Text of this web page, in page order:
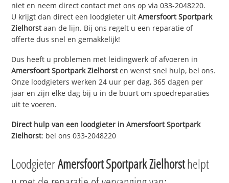
niet en neem direct contact met ons op via 033-2048220.
U krijgt dan direct een loodgieter uitAmersfoort Sportpark
Zielhorstaan de lijn. Bij ons regelt u een reparatie of
offerte dus snel en gemakkelijk!
Dus heeft u problemen met leidingwerk of afvoeren in
Amersfoort Sportpark Zielhorsten wenst snel hulp, bel ons.
Onze loodgieters werken 24 uur per dag, 365 dagen per
jaar en zijn elke dag bij u in de buurt om spoedreparaties
uit te voeren.
Direct hulp van een loodgieter inAmersfoort Sportpark
Zielhorst: bel ons 033-2048220
LoodgieterAmersfoort Sportpark Zielhorsthelpt